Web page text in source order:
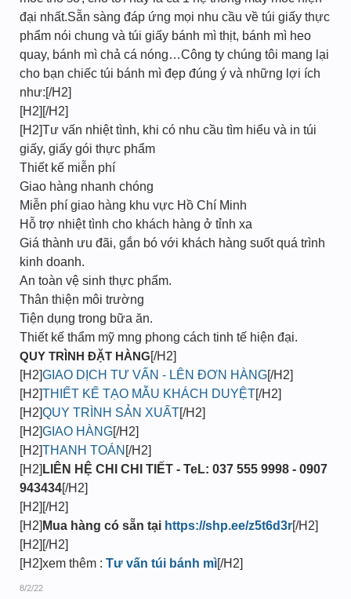
đại nhất.Sẵn sàng đáp ứng mọi nhu cầu về túi giấy thực
phẩm nói chung và túi giấy bánh mì thịt, bánh mì heo
quay, bánh mì chả cá nóng…Công ty chúng tôi mang lại
cho bạn chiếc túi bánh mì đẹp đúng ý và những lợi ích
như:[/H2]
[H2][/H2]
[H2]Tư vấn nhiệt tình, khi có nhu cầu tìm hiểu và in túi
giấy, giấy gói thực phẩm
Thiết kế miễn phí
Giao hàng nhanh chóng
Miễn phí giao hàng khu vực Hồ Chí Minh
Hỗ trợ nhiệt tình cho khách hàng ở tỉnh xa
Giá thành ưu đãi, gắn bó với khách hàng suốt quá trình
kinh doanh.
An toàn vệ sinh thực phẩm.
Thân thiện môi trường
Tiện dụng trong bữa ăn.
Thiết kế thẩm mỹ mng phong cách tinh tế hiện đại.
QUY TRÌNH ĐẶT HÀNG[/H2]
[H2]GIAO DỊCH TƯ VẤN - LÊN ĐƠN HÀNG[/H2]
[H2]THIẾT KẾ TẠO MẪU KHÁCH DUYỆT[/H2]
[H2]QUY TRÌNH SẢN XUẤT[/H2]
[H2]GIAO HÀNG[/H2]
[H2]THANH TOÁN [/H2]
[H2] LIÊN HỆ CHI CHI TIẾT - TeL: 037 555 9998 - 0907
943434[/H2]
[H2][/H2]
[H2] Mua hàng có sẵn tại https://shp.ee/z5t6d3r[/H2]
[H2][/H2]
[H2]xem thêm : Tư vấn túi bánh mì[/H2]
8/2/22